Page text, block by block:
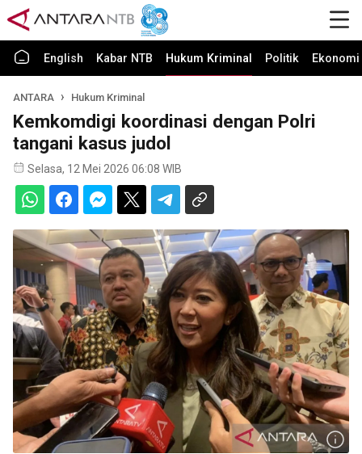
English Kabar NTB Hukum Kriminal Politik
ANTARA Hukum Kriminal
Kemkomdigi koordinasi dengan Polri
tangani kasus judol
Selasa, 12 Mei 2026 06:08 WIB